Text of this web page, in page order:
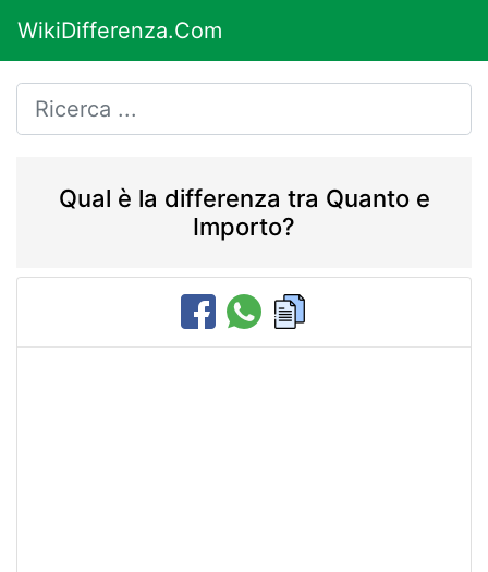
WikiDifferenza.Com
Qual è la differenza tra Quanto e
Importo?